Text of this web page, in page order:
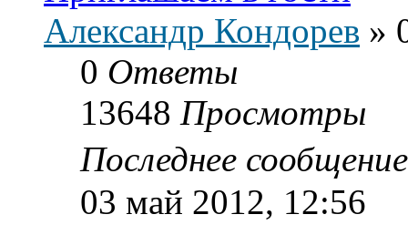
Александр Кондорев »
0 Ответы
13648 Просмотры
Последнее
03 май 2012, 12:56